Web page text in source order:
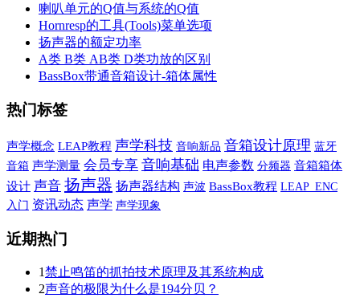
喇叭单元的Q值与系统的Q值
Hornresp的工具(Tools)菜单选项
扬声器的额定功率
A类 B类 AB类 D类功放的区别
BassBox带通音箱设计-箱体属性
热门标签
声学概念 LEAP教程 声学科技 音响新品 音箱设计原理 蓝牙
音箱 声学测量 会员专享 音响基础 电声参数 分频器 音箱箱体
设计 声音 扬声器 扬声器结构 声波 BassBox教程 LEAP_ENC
入门 资讯动态 声学 声学现象
近期热门
1禁止鸣笛的抓拍技术原理及其系统构成
2声音的极限为什么是194分贝？